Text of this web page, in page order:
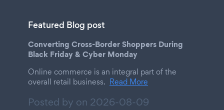
Featured Blog post
Converting Cross-Border Shoppers During
Black Friday & Cyber Monday
Online commerce is an integral part of the
overall retail business. Read More
Posted by on 2026-08-09